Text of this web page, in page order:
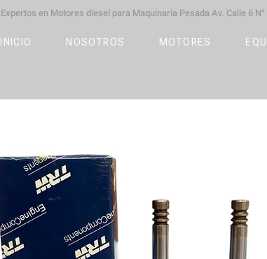
Expertos en Motores díesel para Maquinaria Pesada Av. Calle 6
INICIO NOSOTROS MOTORES